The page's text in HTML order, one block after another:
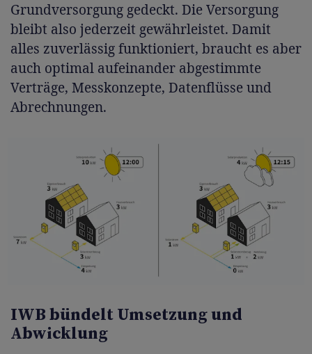
Grundversorgung gedeckt. Die Versorgung
bleibt also jederzeit gewährleistet. Damit
alles zuverlässig funktioniert, braucht es aber
auch optimal aufeinander abgestimmte
Verträge, Messkonzepte, Datenflüsse und
Abrechnungen.
IWB bündelt Umsetzung und
Abwicklung